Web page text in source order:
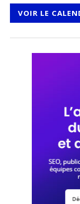
VOIR LE